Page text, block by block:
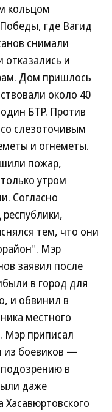
кольцом
где Вагид
снимали
отказались и
Дом пришлось
около 40
БТР. Против
слезоточивым
и огнеметы.
пожар,
утром
Согласно
тем, что они
Мэр
заявил после
в город для
и обвинил в
местного
Мэр приписал
из боевиков —
в
даже